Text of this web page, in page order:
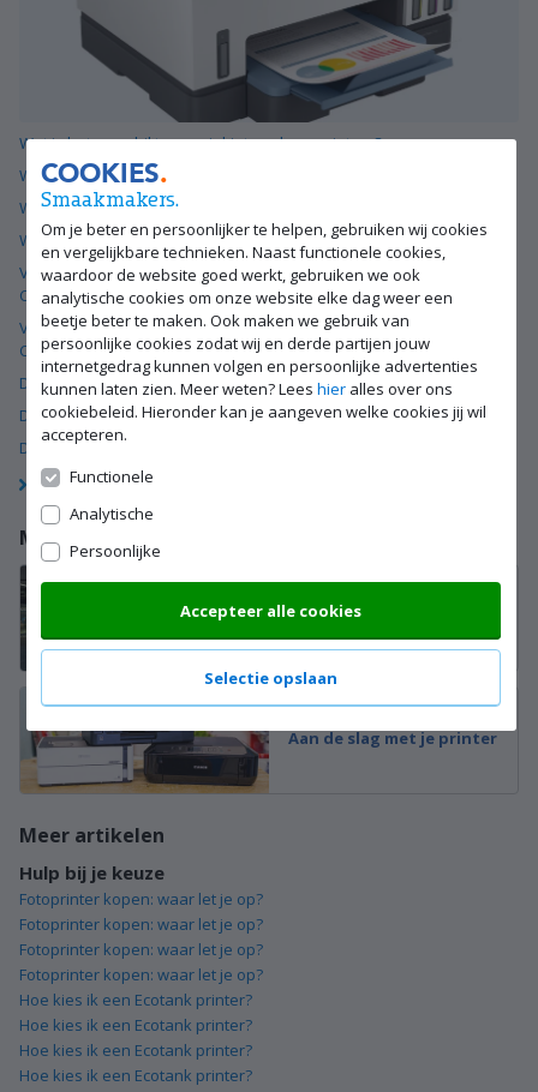
COOKIES
Smaakmakers.
Om je beter en persoonlijker te helpen, gebruiken wij cookies
en vergelijkbare technieken. Naast functionele cookies,
waardoor de website goed werkt, gebruiken we ook
analytische cookies om onze website elke dag weer een
beetje beter te maken. Ook maken we gebruik van
persoonlijke cookies zodat wij en derde partijen jouw
internetgedrag kunnen volgen en persoonlijke advertenties
kunnen laten zien. Meer weten? Lees hieralles over ons
cookiebeleid. Hieronder kan je aangeven welke cookies jij wil
accepteren.
Functionele
Analytische
Persoonlijke
Accepteer alle cookies
Selectie opslaan
Wat is het verschil tussen inkjet- en laserprinters?
Wat is het verschil tussen inkjet- en laserprinters?
Wat is het verschil tussen inkjet- en laserprinters?
Wat is het verschil tussen inkjet- en laserprinters?
Vergelijk de Canon PIXMA G650 met de Canon PIXMA TS9550 en de
Canon PIXMA TS7650i
Vergelijk de Canon PIXMA G650 met de Canon PIXMA TS9550 en de
Canon PIXMA TS7650i
De verschillen tussen de Epson Expression printers
De verschillen tussen de Epson Expression printers
De verschillen tussen de Epson Expression printers
Bekijk meer artikelen (25)
Meer hulp
Printers bekijken in onze
Aan de slag met je printer
Meer artikelen
Hulp bij je keuze
Fotoprinter kopen: waar let je op?
Fotoprinter kopen: waar let je op?
Fotoprinter kopen: waar let je op?
Fotoprinter kopen: waar let je op?
Hoe kies ik een Ecotank printer?
Hoe kies ik een Ecotank printer?
Hoe kies ik een Ecotank printer?
Hoe kies ik een Ecotank printer?